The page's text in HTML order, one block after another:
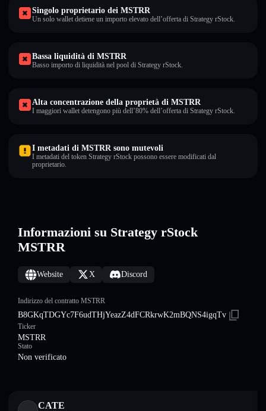
Singolo proprietario dei MSTRR
Un solo wallet detiene un importo elevato dell’offerta di Strategy rStock.
Bassa liquidità di MSTRR
Basso importo di liquidità nel pool di Strategy rStock.
Alta concentrazione della proprietà di MSTRR
I maggiori wallet detengono più dell’80% dell’offerta di Strategy rStock.
I metadati di MSTRR sono mutevoli
I metadati del token Strategy rStock possono essere modificati dal
proprietario.
Informazioni su Strategy rStock
MSTRR
Website X Discord
Indirizzo del contratto MSTRR
B8GKqTDGYc7F6udTHjYeazZ4dFCRkrwK2mBQNS4igqTv
Ticker
MSTRR
Stato
Non verificato
CATE